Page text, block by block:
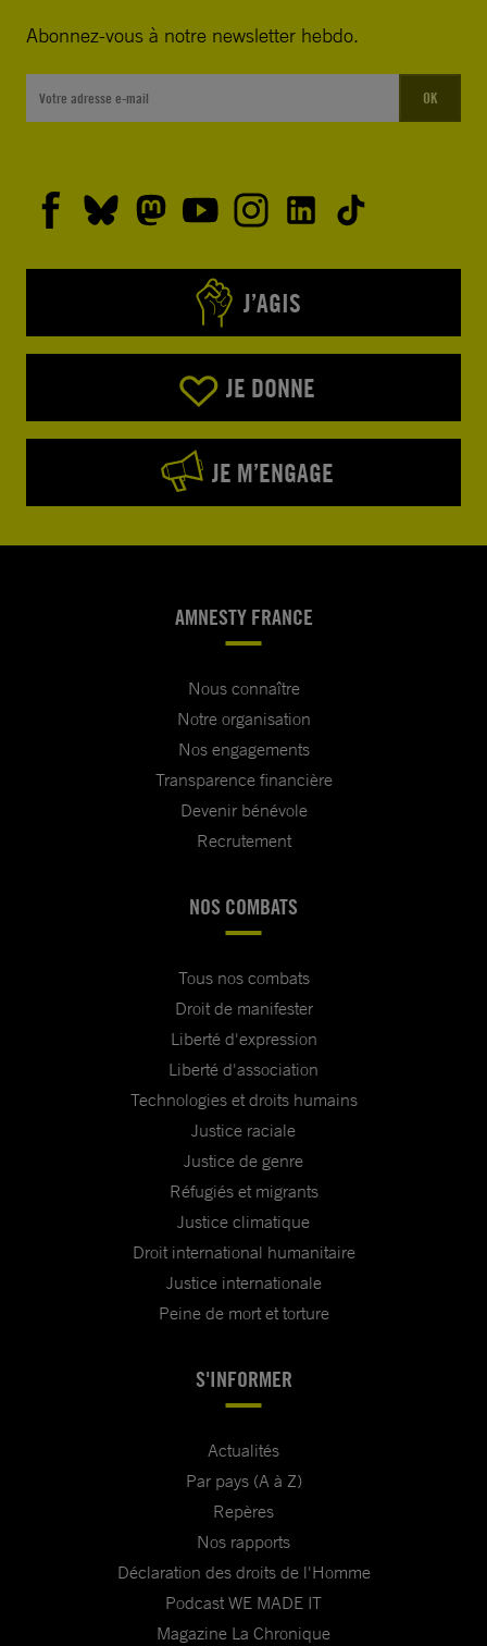
Abonnez-vous à notre newsletter hebdo.
OK
J’AGIS
JE DONNE
JE M’ENGAGE
AMNESTY FRANCE
Nous connaître
Notre organisation
Nos engagements
Transparence financière
Devenir bénévole
Recrutement
NOS COMBATS
Tous nos combats
Droit de manifester
Liberté d'expression
Liberté d'association
Technologies et droits humains
Justice raciale
Justice de genre
Réfugiés et migrants
Justice climatique
Droit international humanitaire
Justice internationale
Peine de mort et torture
S'INFORMER
Actualités
Par pays (A à Z)
Repères
Nos rapports
Déclaration des droits de l'Homme
Podcast WE MADE IT
Magazine La Chronique